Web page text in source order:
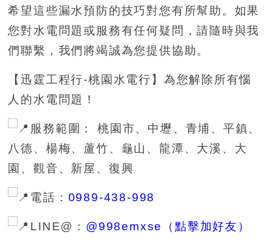
希望這些漏水預防的技巧對您有所幫助。如果
您對水電問題或服務有任何疑問，請隨時與我
們聯繫，我們將竭誠為您提供協助。
【迅霆工程行-桃園水電行】為您解除所有惱
人的水電問題！
服務範圍： 桃園市、中壢、青埔、平鎮、
八德、楊梅、蘆竹、龜山、龍潭、大溪、大
園、觀音、新屋、復興
電話： 0989-438-998
LINE@： @998emxse（點擊加好友）